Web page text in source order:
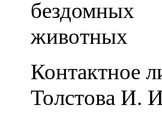
бездомных
животных
Контактное
Толстова И.